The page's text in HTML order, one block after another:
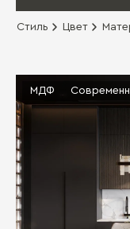
Стиль Цвет
МДФ